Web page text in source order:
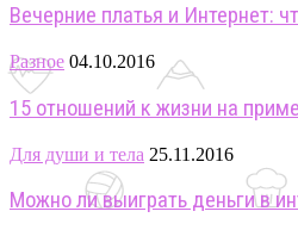
Вечерние платья и Интернет:
Разное 04.10.2016
15 отношений к жизни на
Для души и тела 25.11.2016
Можно ли выиграть деньги в